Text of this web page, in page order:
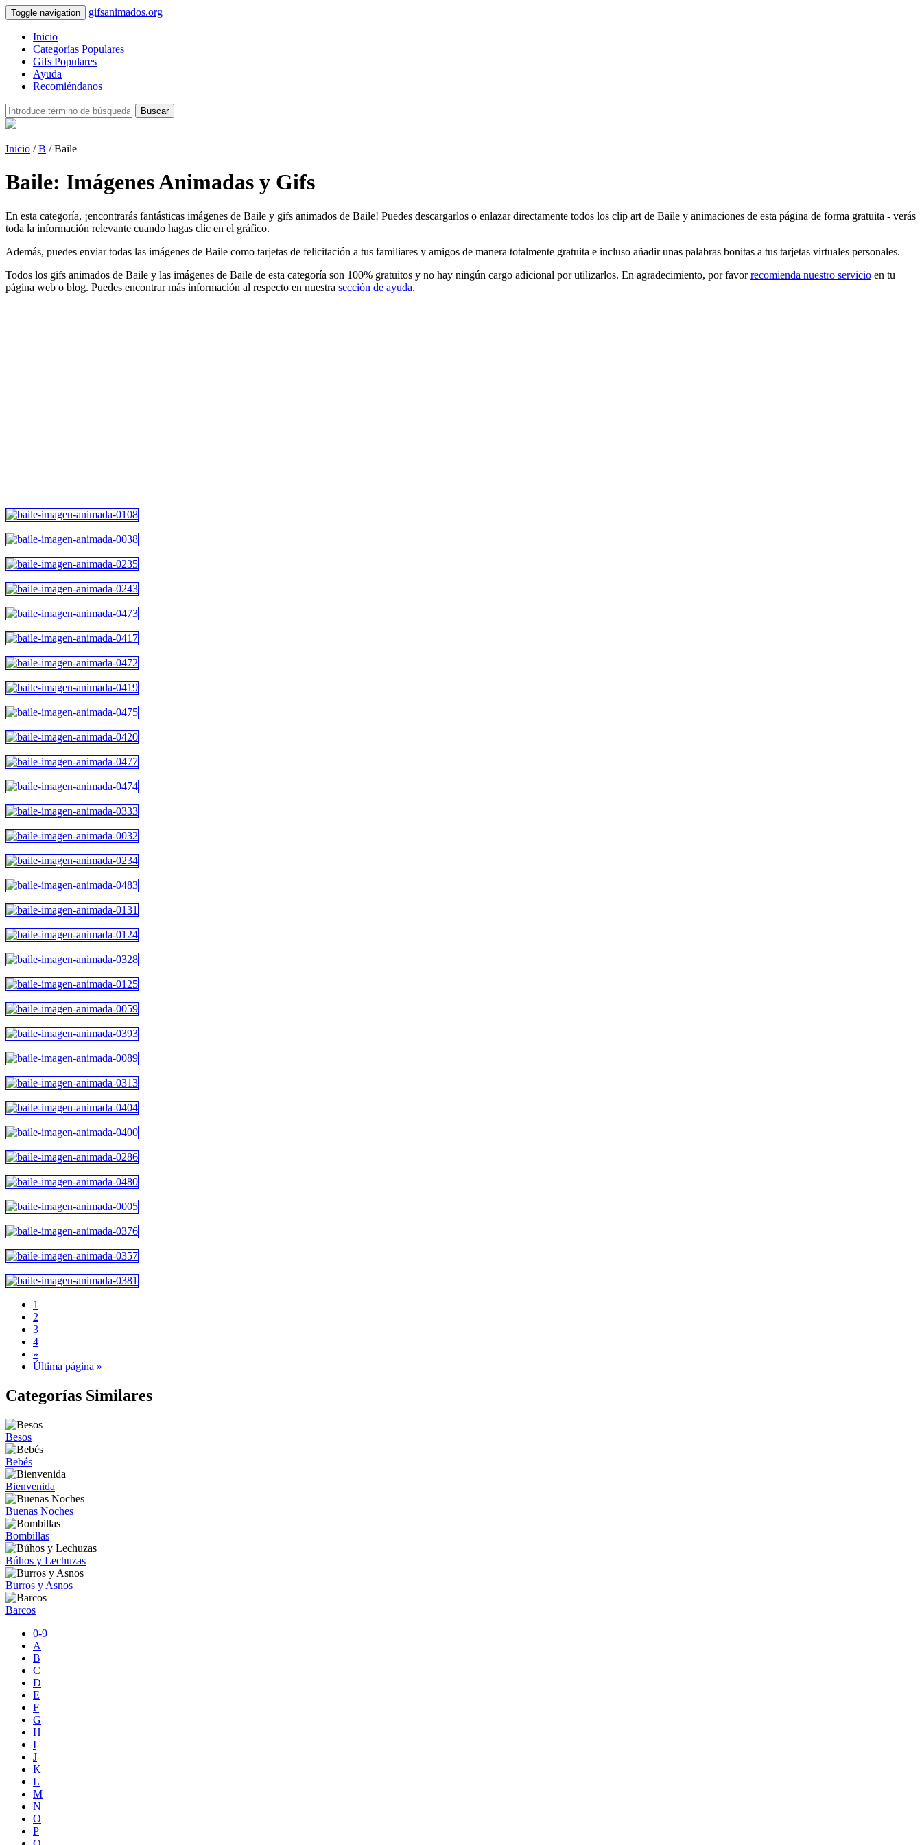
Toggle navigation gifsanimados.org
Inicio
Categorías Populares
Gifs Populares
Ayuda
Recomiéndanos
Buscar
Inicio /B / Baile
Baile: Imágenes Animadas y Gifs
En esta categoría, ¡encontrarás fantásticas imágenes de Baile y gifs animados de Baile! Puedes descargarlos o enlazar directamente todos los clip art de Baile y animaciones de esta página de forma gratuita - verás
toda la información relevante cuando hagas clic en el gráfico.
Además, puedes enviar todas las imágenes de Baile como tarjetas de felicitación a tus familiares y amigos de manera totalmente gratuita e incluso añadir unas palabras bonitas a tus tarjetas virtuales personales.
Todos los gifs animados de Baile y las imágenes de Baile de esta categoría son 100% gratuitos y no hay ningún cargo adicional por utilizarlos. En agradecimiento, por favorrecomienda nuestro servicio en tu
página web o blog. Puedes encontrar más información al respecto en nuestra sección de ayuda.
1
2
3
4
»
Última página »
Categorías Similares
Besos
Bebés
Bienvenida
Buenas Noches
Bombillas
Búhos y Lechuzas
Burros y Asnos
Barcos
0-9
A
B
C
D
E
F
G
H
I
J
K
L
M
N
O
P